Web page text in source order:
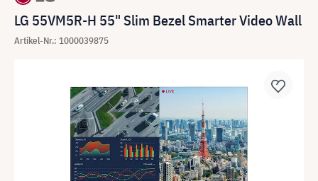
LG 55VM5R-H 55" Slim Bezel Smarter Video Wall
Artikel-Nr.: 1000039875